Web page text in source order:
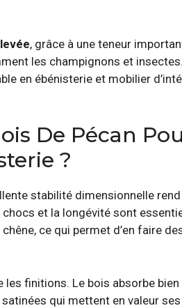
, grâce à une teneur
les champignons et insectes.
en ébénisterie et mobilier
De Pécan
?
stabilité dimensionnelle
et la longévité sont
ce qui permet d’en faire
finitions. Le bois absorbe
qui mettent en valeur